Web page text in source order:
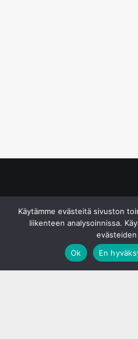
Käytämme evästeitä sivuston
liikenteen analysoinnissa.
Ok
En